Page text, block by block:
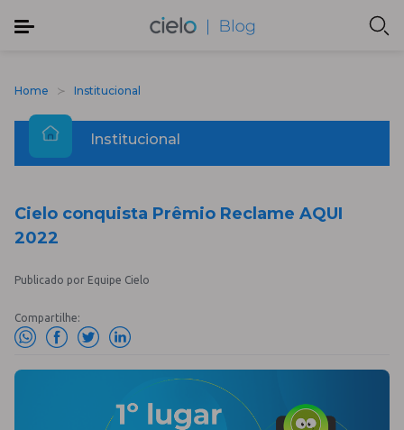
Home Institucional
Institucional
Cielo conquista Prêmio Reclame AQUI
2022
Publicado por Equipe Cielo
Compartilhe: